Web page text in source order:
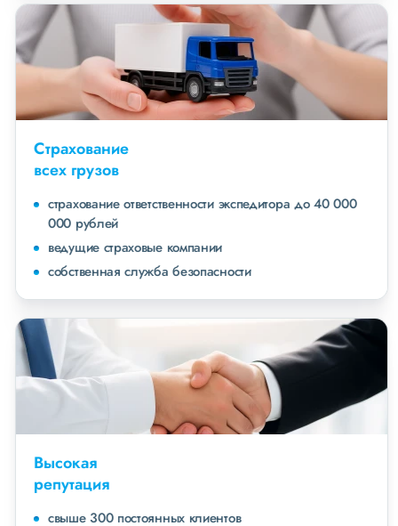
Страхование
всех грузов
страхование ответственности экспедитора до 40 000
000 рублей
ведущие страховые компании
собственная служба безопасности
Высокая
репутация
свыше 300 постоянных клиентов